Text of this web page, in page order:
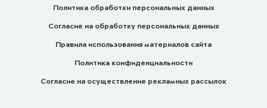
Политика обработки персональных данных
Согласие на обработку персональных данных
Правила использования материалов сайта
Политика конфиденциальности
Согласие на осуществление рекламных рассылок